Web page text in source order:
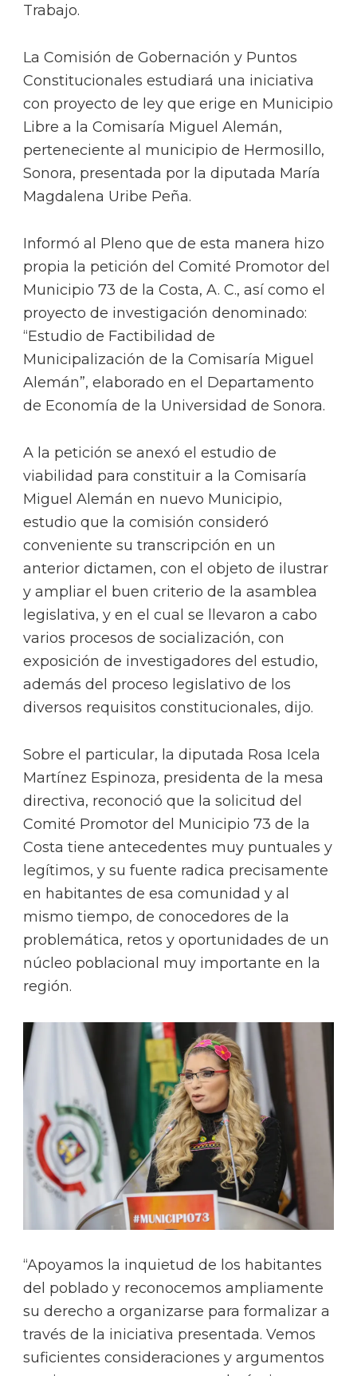
Trabajo.
La Comisión de Gobernación y Puntos
Constitucionales estudiará una iniciativa
con proyecto de ley que erige en Municipio
Libre a la Comisaría Miguel Alemán,
perteneciente al municipio de Hermosillo,
Sonora, presentada por la diputada María
Magdalena Uribe Peña.
Informó al Pleno que de esta manera hizo
propia la petición del Comité Promotor del
Municipio 73 de la Costa, A. C., así como el
proyecto de investigación denominado:
“Estudio de Factibilidad de
Municipalización de la Comisaría Miguel
Alemán”, elaborado en el Departamento
de Economía de la Universidad de Sonora.
A la petición se anexó el estudio de
viabilidad para constituir a la Comisaría
Miguel Alemán en nuevo Municipio,
estudio que la comisión consideró
conveniente su transcripción en un
anterior dictamen, con el objeto de ilustrar
y ampliar el buen criterio de la asamblea
legislativa, y en el cual se llevaron a cabo
varios procesos de socialización, con
exposición de investigadores del estudio,
además del proceso legislativo de los
diversos requisitos constitucionales, dijo.
Sobre el particular, la diputada Rosa Icela
Martínez Espinoza, presidenta de la mesa
directiva, reconoció que la solicitud del
Comité Promotor del Municipio 73 de la
Costa tiene antecedentes muy puntuales y
legítimos, y su fuente radica precisamente
en habitantes de esa comunidad y al
mismo tiempo, de conocedores de la
problemática, retos y oportunidades de un
núcleo poblacional muy importante en la
región.
“Apoyamos la inquietud de los habitantes
del poblado y reconocemos ampliamente
su derecho a organizarse para formalizar a
través de la iniciativa presentada. Vemos
suficientes consideraciones y argumentos